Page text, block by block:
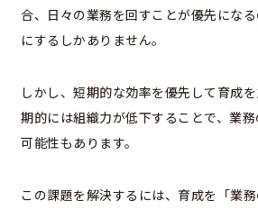
合、日々の業務を回すことが優先にな
にするしかありません。
しかし、短期的な効率を優先して育成
期的には組織力が低下することで、業
可能性もあります。
この課題を解決するには、育成を「業